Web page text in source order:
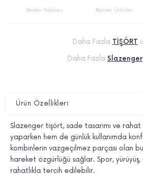
Beden Tablosu Benzer Ürünler
Daha Fazla TİŞÖRT
Daha Fazla Slazenger
Ürün Özellikleri
Slazenger tişört, sade tasarımı ve rahat
yaparken hem de günlük kullanımda
kombinlerin vazgeçilmez parçası olan
hareket özgürlüğü sağlar. Spor, yürüyüş,
rahatlıkla tercih edilebilir.